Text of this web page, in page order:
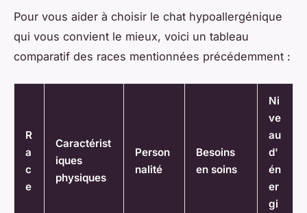
Pour vous aider à choisir le chat hypoallergénique
qui vous convient le mieux, voici un tableau
comparatif des races mentionnées précédemment :
R
a
c
e
Caractérist
iques
physiques
Person
nalité
Besoins
en soins
Ni
ve
au
d'
én
er
gi